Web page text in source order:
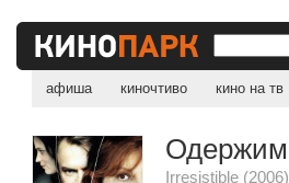
афиша киночтиво кино на тв
Irresistible (2006)